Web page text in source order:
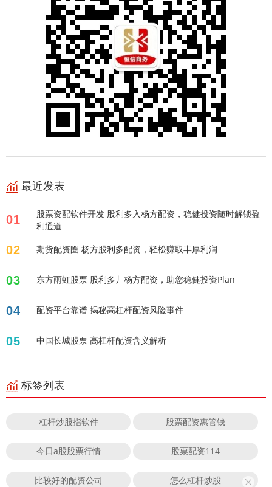
最近发表
01
股票资配软件开发 股利多入杨方配资，稳健投资随时解锁盈
利通道
02 期货配资圈 杨方股利多配资，轻松赚取丰厚利润
03 东方雨虹股票 股利多丿杨方配资，助您稳健投资Plan
04 配资平台靠谱 揭秘高杠杆配资风险事件
05 中国长城股票 高杠杆配资含义解析
标签列表
杠杆炒股指软件 股票配资惠管钱
今日a股股票行情 股票配资114
比较好的配资公司 怎么杠杆炒股